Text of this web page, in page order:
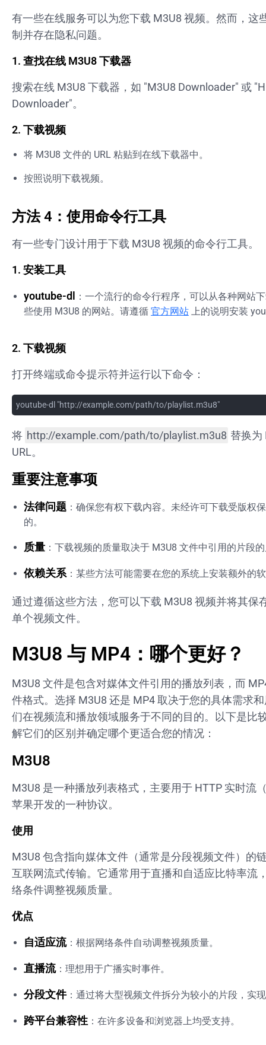
有一些在线服务可以为您下载 M3U8 视频。然而，这
制并存在隐私问题。
1. 查找在线 M3U8 下载器
搜索在线 M3U8 下载器，如 "M3U8 Downloader" 或
Downloader"。
2. 下载视频
将 M3U8 文件的 URL 粘贴到在线下载器中。
按照说明下载视频。
方法 4：使用命令行工具
有一些专门设计用于下载 M3U8 视频的命令行工具。
1. 安装工具
youtube-dl ：一个流行的命令行程序，可以从各种网站
些使用 M3U8 的网站。请遵循 官方网站 上的说明安装
2. 下载视频
打开终端或命令提示符并运行以下命令：
youtube-dl "http://example.com/path/to/playlist.m3u8"
将 http://example.com/path/to/playlist.m3u8 替换为
URL。
重要注意事项
法律问题 ：确保您有权下载内容。未经许可下载受版权
的。
质量 ：下载视频的质量取决于 M3U8 文件中引用的片段
依赖关系：某些方法可能需要在您的系统上安装额外的
通过遵循这些方法，您可以下载 M3U8 视频并将其保
单个视频文件。
M3U8 与 MP4：哪个更好？
M3U8 文件是包含对媒体文件引用的播放列表，而
件格式。选择 M3U8 还是 MP4 取决于您的具体需求
们在视频流和播放领域服务于不同的目的。以下是比
解它们的区别并确定哪个更适合您的情况：
M3U8
M3U8 是一种播放列表格式，主要用于 HTTP 实时流
苹果开发的一种协议。
使用
M3U8 包含指向媒体文件（通常是分段视频文件）的
互联网流式传输。它通常用于直播和自适应比特率流
络条件调整视频质量。
优点
自适应流：根据网络条件自动调整视频质量。
直播流：理想用于广播实时事件。
分段文件：通过将大型视频文件拆分为较小的片段，实
跨平台兼容性 ：在许多设备和浏览器上均受支持。